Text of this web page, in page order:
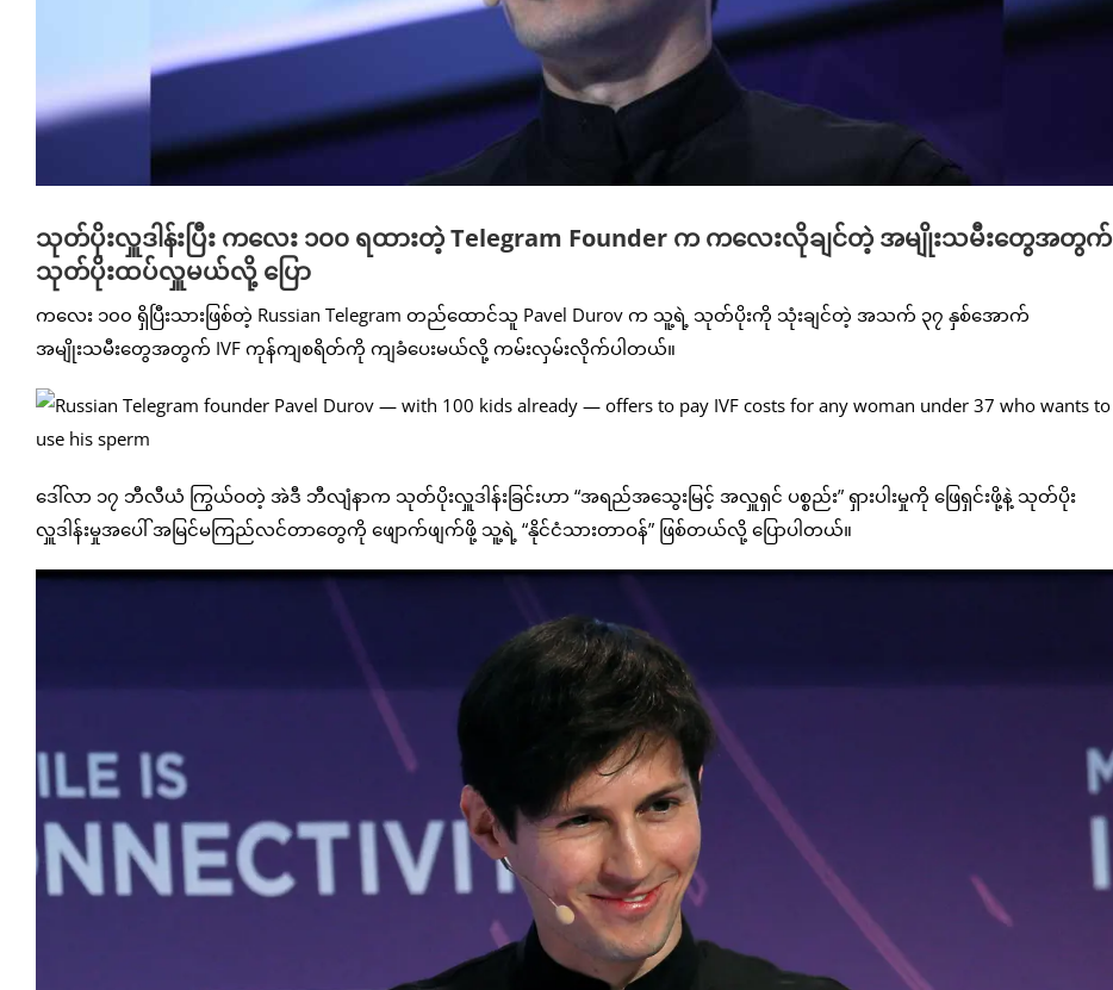
သုတ်ပိုးလှူဒါန်းပြီး ကလေး ၁၀၀ ရထားတဲ့ Telegram Founder က ကလေးလိုချင်တဲ့ အမျိုးသမီးတွေအတွက်
သုတ်ပိုးထပ်လှူမယ်လို့ ပြော
ကလေး ၁၀၀ ရှိပြီးသားဖြစ်တဲ့ Russian Telegram တည်ထောင်သူ Pavel Durov က သူ့ရဲ့ သုတ်ပိုးကို သုံးချင်တဲ့ အသက် ၃၇ နှစ်အောက်
အမျိုးသမီးတွေအတွက် IVF ကုန်ကျစရိတ်ကို ကျခံပေးမယ်လို့ ကမ်းလှမ်းလိုက်ပါတယ်။
ဒေါ်လာ ၁၇ ဘီလီယံ ကြွယ်ဝတဲ့ အဲဒီ ဘီလျံနာက သုတ်ပိုးလှူဒါန်းခြင်းဟာ “အရည်အသွေးမြင့် အလှူရှင် ပစ္စည်း” ရှားပါးမှုကို ဖြေရှင်းဖို့နဲ့ သုတ်ပိုး
လှူဒါန်းမှုအပေါ် အမြင်မကြည်လင်တာတွေကို ဖျောက်ဖျက်ဖို့ သူ့ရဲ့ “နိုင်ငံသားတာဝန်” ဖြစ်တယ်လို့ ပြောပါတယ်။